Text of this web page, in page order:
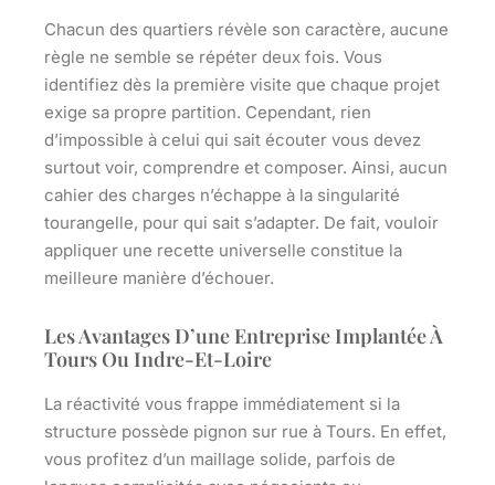
Chacun des quartiers révèle son caractère, aucune
règle ne semble se répéter deux fois. Vous
identifiez dès la première visite que chaque projet
exige sa propre partition. Cependant, rien
d’impossible à celui qui sait écouter vous devez
surtout voir, comprendre et composer. Ainsi, aucun
cahier des charges n’échappe à la singularité
tourangelle, pour qui sait s’adapter. De fait, vouloir
appliquer une recette universelle constitue la
meilleure manière d’échouer.
Les Avantages D’une Entreprise Implantée À
Tours Ou Indre-Et-Loire
La réactivité vous frappe immédiatement si la
structure possède pignon sur rue à Tours. En effet,
vous profitez d’un maillage solide, parfois de